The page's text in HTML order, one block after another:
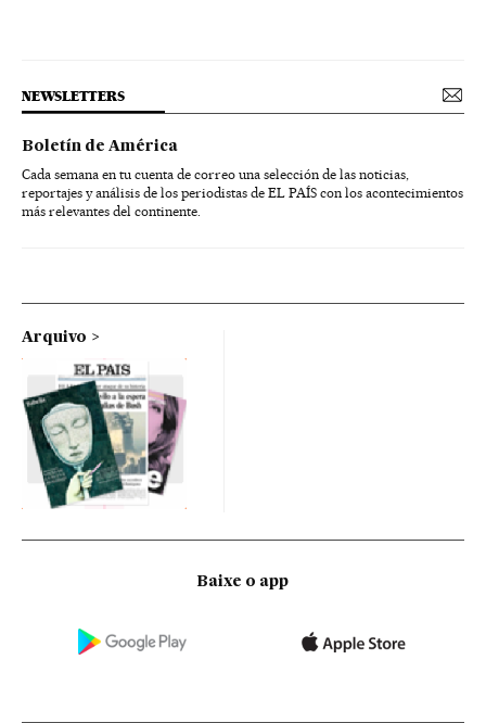
NEWSLETTERS
Boletín de América
Cada semana en tu cuenta de correo una selección de las noticias,
reportajes y análisis de los periodistas de EL PAÍS con los acontecimientos
más relevantes del continente.
Arquivo
Baixe o app